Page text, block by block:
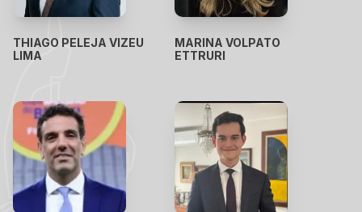
THIAGO PELEJA VIZEU
LIMA
MARINA VOLPATO
ETTRURI